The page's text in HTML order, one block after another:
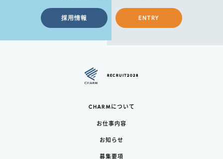
採用情報 ENTRY
RECRUIT2028
CHARMについて
お仕事内容
お知らせ
募集要項